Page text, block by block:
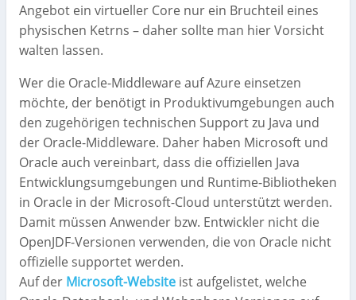
Angebot ein virtueller Core nur ein Bruchteil eines
physischen Ketrns – daher sollte man hier Vorsicht
walten lassen.
Wer die Oracle-Middleware auf Azure einsetzen
möchte, der benötigt in Produktivumgebungen auch
den zugehörigen technischen Support zu Java und
der Oracle-Middleware. Daher haben Microsoft und
Oracle auch vereinbart, dass die offiziellen Java
Entwicklungsumgebungen und Runtime-Bibliotheken
in Oracle in der Microsoft-Cloud unterstützt werden.
Damit müssen Anwender bzw. Entwickler nicht die
OpenJDF-Versionen verwenden, die von Oracle nicht
offizielle supportet werden.
Auf der Microsoft-Website ist aufgelistet, welche